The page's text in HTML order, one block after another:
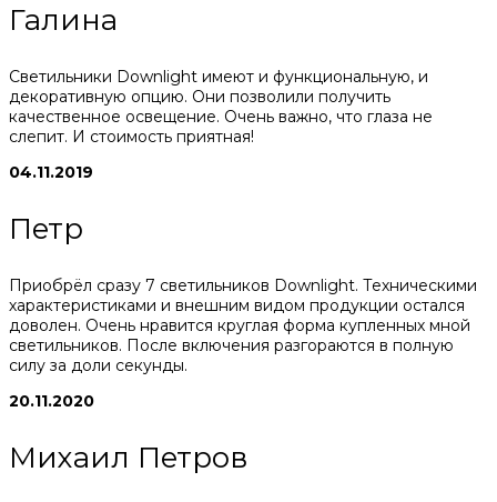
Галина
Светильники Downlight имеют и функциональную, и
декоративную опцию. Они позволили получить
качественное освещение. Очень важно, что глаза не
слепит. И стоимость приятная!
04.11.2019
Петр
Приобрёл сразу 7 светильников Downlight. Техническими
характеристиками и внешним видом продукции остался
доволен. Очень нравится круглая форма купленных мной
светильников. После включения разгораются в полную
силу за доли секунды.
20.11.2020
Михаил Петров